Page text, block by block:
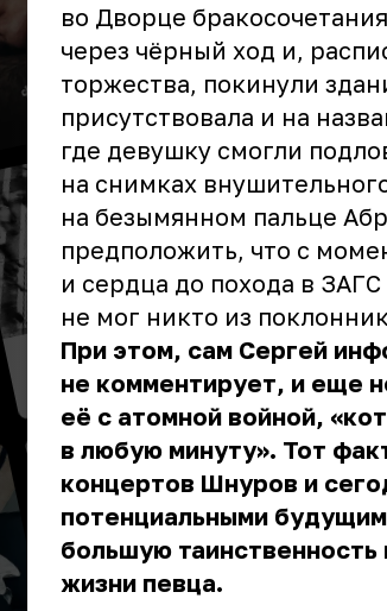
во Дворце
через чёрный ход и,
торжества, покинули
присутствовала и на
где девушку смогли
на снимках
на безымянном пальце
предположить, что с
и сердца до похода в
не мог никто из
При этом, сам Сергей
не комментирует, и еще
её с атомной войной,
в любую минуту». Тот
концертов Шнуров и
потенциальными
большую
жизни певца.